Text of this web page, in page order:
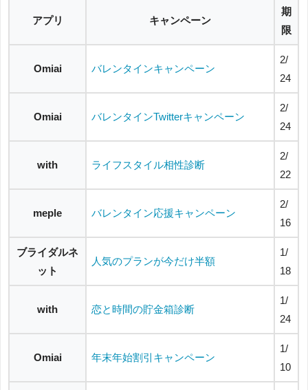
アプリ キャンペーン
期
限
Omiai バレンタインキャンペーン
2/
24
Omiai バレンタインTwitterキャンペーン
2/
24
with ライフスタイル相性診断
2/
22
meple バレンタイン応援キャンペーン
2/
16
ブライダルネ
ット
人気のプランが今だけ半額
1/
18
with 恋と時間の貯金箱診断
1/
24
Omiai 年末年始割引キャンペーン
1/
10